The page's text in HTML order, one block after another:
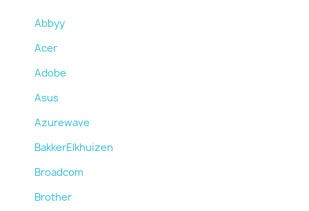
Abbyy
Acer
Adobe
Asus
Azurewave
BakkerElkhuizen
Broadcom
Brother